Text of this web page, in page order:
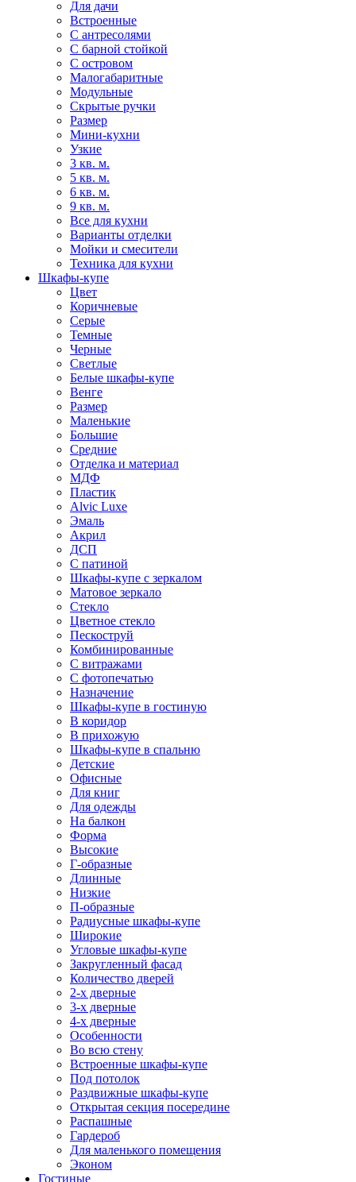
Для дачи
Встроенные
С антресолями
С барной стойкой
С островом
Малогабаритные
Модульные
Скрытые ручки
Размер
Мини-кухни
Узкие
3 кв. м.
5 кв. м.
6 кв. м.
9 кв. м.
Все для кухни
Варианты отделки
Мойки и смесители
Техника для кухни
Шкафы-купе
Цвет
Коричневые
Серые
Темные
Черные
Светлые
Белые шкафы-купе
Венге
Размер
Маленькие
Большие
Средние
Отделка и материал
МДФ
Пластик
Alvic Luxe
Эмаль
Акрил
ДСП
С патиной
Шкафы-купе с зеркалом
Матовое зеркало
Стекло
Цветное стекло
Пескоструй
Комбинированные
С витражами
С фотопечатью
Назначение
Шкафы-купе в гостиную
В коридор
В прихожую
Шкафы-купе в спальню
Детские
Офисные
Для книг
Для одежды
На балкон
Форма
Высокие
Г-образные
Длинные
Низкие
П-образные
Радиусные шкафы-купе
Широкие
Угловые шкафы-купе
Закругленный фасад
Количество дверей
2-х дверные
3-х дверные
4-х дверные
Особенности
Во всю стену
Встроенные шкафы-купе
Под потолок
Раздвижные шкафы-купе
Открытая секция посередине
Распашные
Гардероб
Для маленького помещения
Эконом
Гостиные